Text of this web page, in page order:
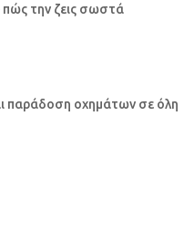
την ζεις σωστά
παράδοση οχημάτων σε όλη